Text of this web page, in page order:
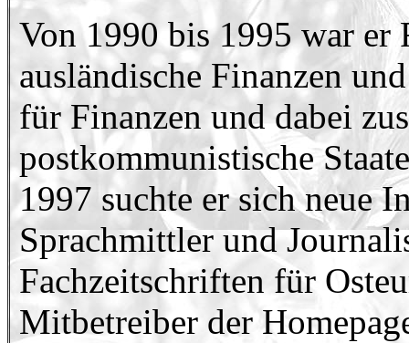
Von 1990 bis 1995 war er
ausländische Finanzen
für Finanzen und dabei
postkommunistische
1997 suchte er sich neue
Sprachmittler und
Fachzeitschriften für
Mitbetreiber der